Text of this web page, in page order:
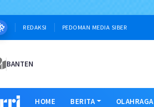
REDAKSI PEDOMAN MEDIA SIBER
BANTEN
HOME BERITA OLAHRAGA